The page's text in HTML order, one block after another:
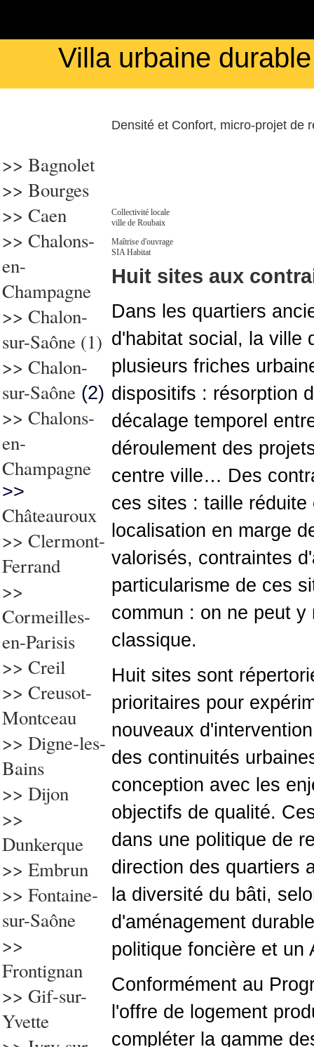
Villa urbaine
Densité et Confort, micro-projet de
>> Bagnolet
>> Bourges
>> Caen
>> Chalons-
en-
Champagne
>> Chalon-
sur-Saône (1)
>> Chalon-
sur-Saône (2)
>> Chalons-
en-
Champagne
>>
Châteauroux
>> Clermont-
Ferrand
>>
Cormeilles-
en-Parisis
>> Creil
>> Creusot-
Montceau
>> Digne-les-
Bains
>> Dijon
>>
Dunkerque
>> Embrun
>> Fontaine-
sur-Saône
>>
Frontignan
>> Gif-sur-
Yvette
Collectivité locale
ville de Roubaix
Maîtrise d'ouvrage
SIA Habitat
Huit sites aux
Dans les quartiers
d'habitat social, la ville
plusieurs friches
dispositifs : résorption
décalage temporel
déroulement des
centre ville… Des
ces sites : taille
localisation en marge
valorisés, contraintes
particularisme de ces
commun : on ne peut
classique.
Huit sites sont
prioritaires pour
nouveaux
des continuités
conception avec les
objectifs de qualité.
dans une politique de
direction des quartiers
la diversité du bâti,
d'aménagement
politique foncière et un
Conformément au
l'offre de logement
compléter la gamme